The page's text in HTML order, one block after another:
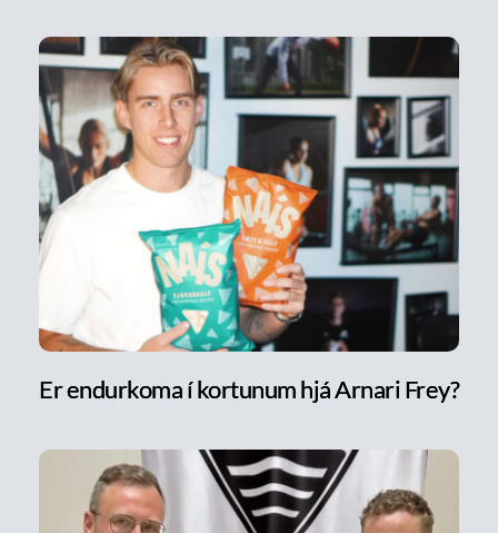
Er endurkoma í kortunum hjá Arnari Frey?